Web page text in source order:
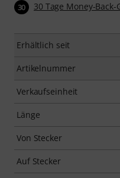
30 30 Tage Money-Back-
Erhältlich seit
Artikelnummer
Verkaufseinheit
Länge
Von Stecker
Auf Stecker